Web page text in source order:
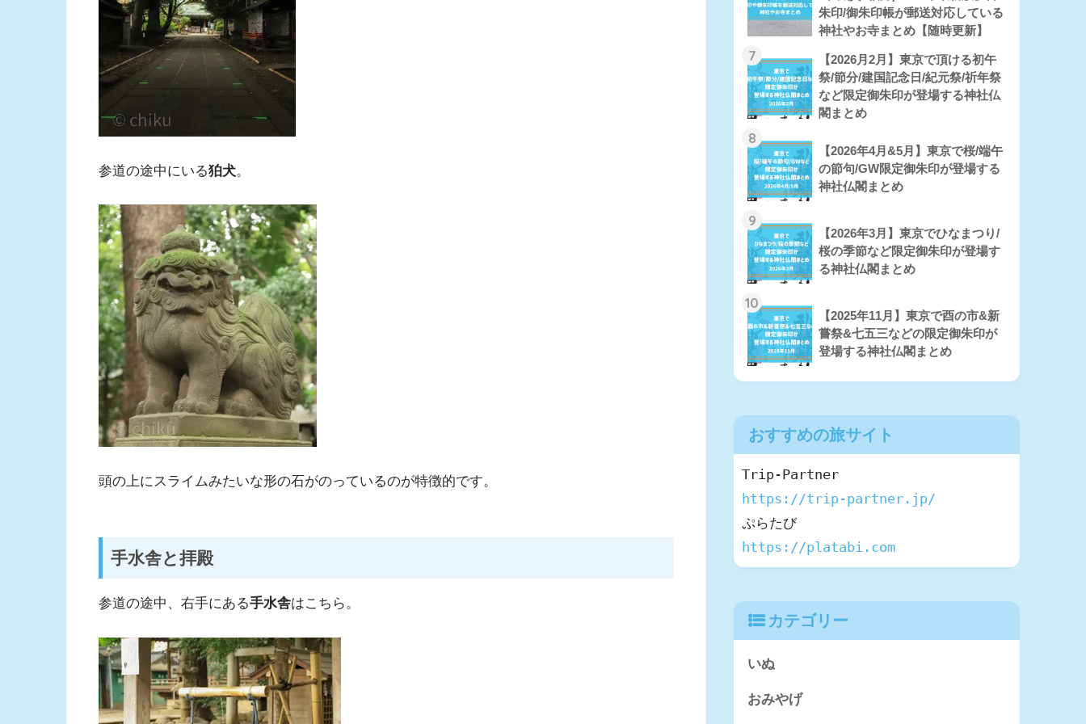
参道の途中にいる狛犬。
頭の上にスライムみたいな形の石がのっているのが特徴的です。
手水舎と拝殿
参道の途中、右手にある手水舎はこちら。
朱印/御朱印帳が郵送対応している
神社やお寺まとめ【随時更新】
7
【2026月2月】東京で頂ける初午
祭/節分/建国記念日/紀元祭/祈年祭
など限定御朱印が登場する神社仏
閣まとめ
8
【2026年4月&5月】東京で桜/端午
の節句/GW限定御朱印が登場する
神社仏閣まとめ
9
【2026年3月】東京でひなまつり/
桜の季節など限定御朱印が登場す
る神社仏閣まとめ
10
【2025年11月】東京で酉の市&新
嘗祭&七五三などの限定御朱印が
登場する神社仏閣まとめ
おすすめの旅サイト
https://trip-partner.jp/
https://platabi.com
カテゴリー
いぬ
おみやげ